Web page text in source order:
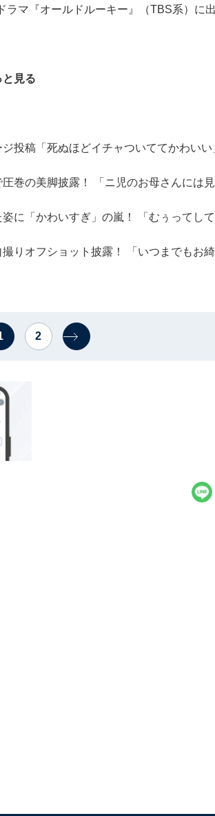
マ『オールドルーキー』（TBS系）に
と見る
投稿「死ぬほどイチャついててかわいい
巻の美脚披露！ 「ニ児のお母さんには
に「かわいすぎ」の嵐！ 「むぅってして
りオフショット披露！ 「いつまでもお
2